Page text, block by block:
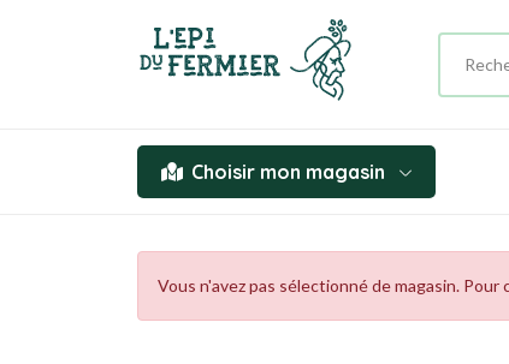
Choisir mon magasin
Vous n'avez pas sélectionné de magasin.